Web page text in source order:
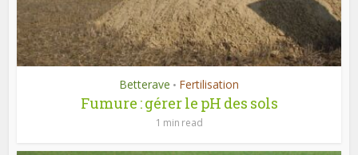
Betterave • Fertilisation
Fumure : gérer le pH des sols
1 min read